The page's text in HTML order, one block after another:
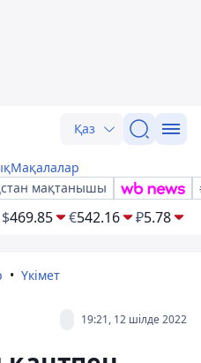
Қаз
Мақалалар
мақтанышы
$469.85 €542.16 ₽5.78
Үкімет
19:21, 12 шілде 2022